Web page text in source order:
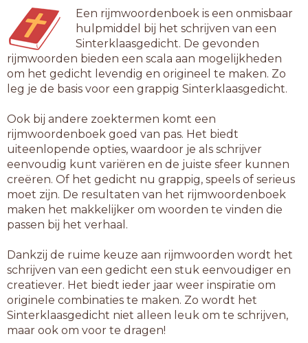
feilloos
foutloos
framboos
fransoos
fretloos
gadeloos
haagroos
haarloos
haveloos
heilloos
hopeloos
ijsshows
kansloos
kernloos
klaproos
klimroos
koeldoos
landloos
laveloos
liefkoos
Een rijmwoordenboek is een onmisbaar
hulpmiddel bij het schrijven van een
Sinterklaasgedicht. De gevonden
rijmwoorden bieden een scala aan mogelijkheden
om het gedicht levendig en origineel te maken. Zo
leg je de basis voor een grappig Sinterklaasgedicht.
Ook bij andere zoektermen komt een
rijmwoordenboek goed van pas. Het biedt
uiteenlopende opties, waardoor je als schrijver
eenvoudig kunt variëren en de juiste sfeer kunnen
creëren. Of het gedicht nu grappig, speels of serieus
moet zijn. De resultaten van het rijmwoordenboek
maken het makkelijker om woorden te vinden die
passen bij het verhaal.
Dankzij de ruime keuze aan rijmwoorden wordt het
schrijven van een gedicht een stuk eenvoudiger en
creatiever. Het biedt ieder jaar weer inspiratie om
originele combinaties te maken. Zo wordt het
Sinterklaasgedicht niet alleen leuk om te schrijven,
maar ook om voor te dragen!